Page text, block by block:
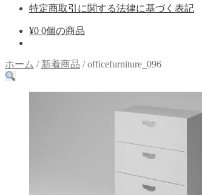
特定商取引に関する法律に基づく表記
¥0 0個の商品
ホーム / 新着商品 /officefurniture_096